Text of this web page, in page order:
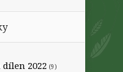
2022 (9)